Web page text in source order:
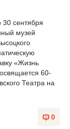
сентября
музей
«Жизнь
60-
Театра на
0